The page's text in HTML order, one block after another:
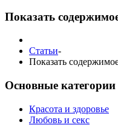
Показать
Статьи-
Показать
Основные категории
Красота и здоровье
Любовь и секс